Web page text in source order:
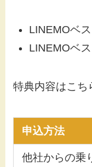
LINEMOベ
LINEMOベ
特典内容はこち
申込方法
他社からの乗